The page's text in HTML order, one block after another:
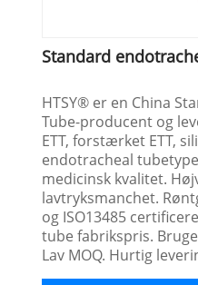
Standard
HTSY® er en China
Tube-producent og
ETT, forstærket ETT,
endotracheal
medicinsk kvalitet.
lavtryksmanchet.
og ISO13485
tube fabrikspris.
Lav MOQ. Hurtig